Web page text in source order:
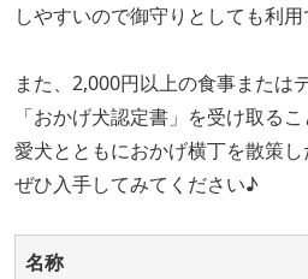
しやすいので御守りとしても利用
また、2,000円以上の食事または
「おかげ犬認定書」を受け取るこ
愛犬とともにおかげ横丁を散策し
ぜひ入手してみてください♪
名称